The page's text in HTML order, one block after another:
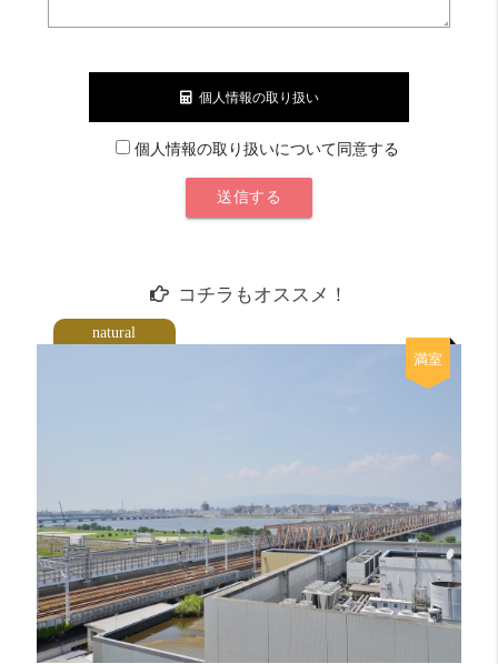
個人情報の取り扱い
個人情報の取り扱いについて同意する
コチラもオススメ！
natural
満室